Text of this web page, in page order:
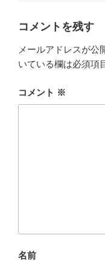
コメントを残す
メールアドレスが公
いている欄は必須項
コメント ※
名前